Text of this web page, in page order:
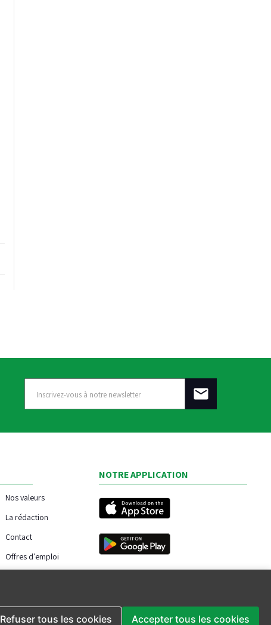
Nos valeurs
La rédaction
Contact
Offres d'emploi
NOTRE APPLICATION
Refuser tous les cookies Accepter tous les cookies